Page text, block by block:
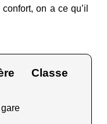
on a ce qu’il
Classe